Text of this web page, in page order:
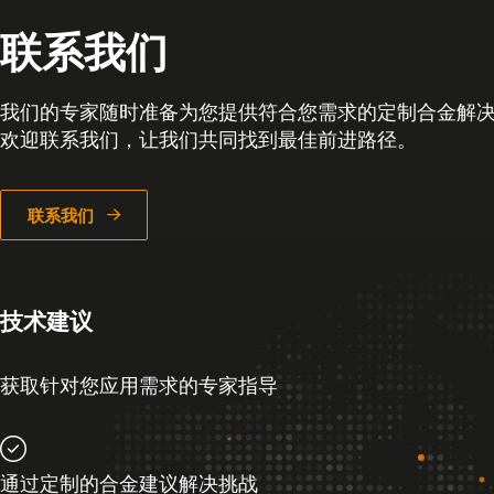
联系我们
我们的专家随时准备为您提供符合您需求的定制合金解
欢迎联系我们，让我们共同找到最佳前进路径。
联系我们
技术建议
获取针对您应用需求的专家指导
通过定制的合金建议解决挑战